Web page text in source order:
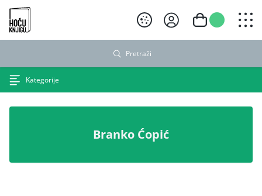
Hoću knjigu crni logo
Pretraži
Kategorije
Branko Ćopić